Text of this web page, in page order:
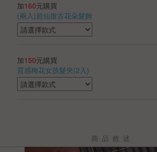
加160元購買
(兩入)超仙復古花朵髮飾
加150元購買
質感梅花女孩髮夾(2入)
商品敘述